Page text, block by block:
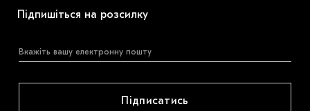
Підпишіться на розсилку
Підписатись